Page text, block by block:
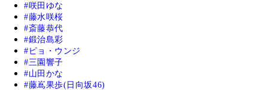
咲田ゆな
藤水咲桜
斎藤恭代
鍛治島彩
ピョ・ウンジ
三園響子
山田かな
藤嶌果歩(日向坂46)